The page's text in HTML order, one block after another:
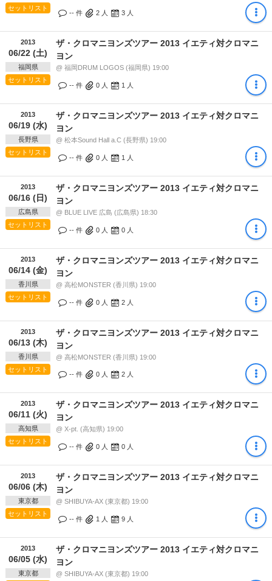
セットリスト
-- 件 2 人 3 人
2013
06/22 (土)
福岡県
セットリスト
ザ・クロマニヨンズツアー 2013 イエティ対クロマニ
ヨン
@ 福岡DRUM LOGOS (福岡県) 19:00
-- 件 0 人 1 人
2013
06/19 (水)
長野県
セットリスト
ザ・クロマニヨンズツアー 2013 イエティ対クロマニ
ヨン
@ 松本Sound Hall a.C (長野県) 19:00
-- 件 0 人 1 人
2013
06/16 (日)
広島県
セットリスト
ザ・クロマニヨンズツアー 2013 イエティ対クロマニ
ヨン
@ BLUE LIVE 広島 (広島県) 18:30
-- 件 0 人 0 人
2013
06/14 (金)
香川県
セットリスト
ザ・クロマニヨンズツアー 2013 イエティ対クロマニ
ヨン
@ 高松MONSTER (香川県) 19:00
-- 件 0 人 2 人
2013
06/13 (木)
香川県
セットリスト
ザ・クロマニヨンズツアー 2013 イエティ対クロマニ
ヨン
@ 高松MONSTER (香川県) 19:00
-- 件 0 人 2 人
2013
06/11 (火)
高知県
セットリスト
ザ・クロマニヨンズツアー 2013 イエティ対クロマニ
ヨン
@ X-pt. (高知県) 19:00
-- 件 0 人 0 人
2013
06/06 (木)
東京都
セットリスト
ザ・クロマニヨンズツアー 2013 イエティ対クロマニ
ヨン
@ SHIBUYA-AX (東京都) 19:00
-- 件 1 人 9 人
2013
06/05 (水)
東京都
ザ・クロマニヨンズツアー 2013 イエティ対クロマニ
ヨン
@ SHIBUYA-AX (東京都) 19:00